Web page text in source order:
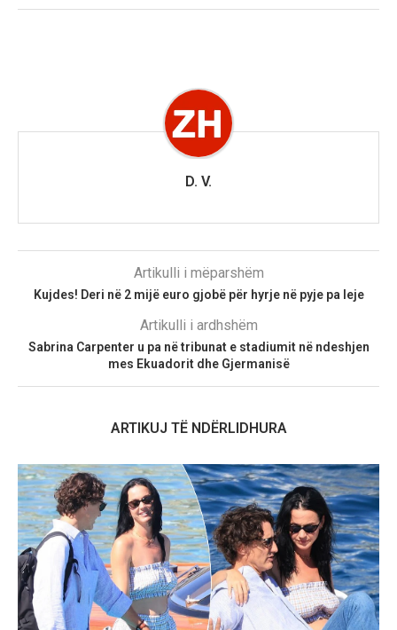
D. V.
Artikulli i mëparshëm
Kujdes! Deri në 2 mijë euro gjobë për hyrje në pyje pa leje
Artikulli i ardhshëm
Sabrina Carpenter u pa në tribunat e stadiumit në ndeshjen
mes Ekuadorit dhe Gjermanisë
ARTIKUJ TË NDËRLIDHURA